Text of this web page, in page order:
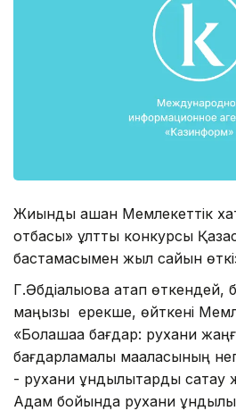
Жиынды ашқан Мемлекеттік
отбасы» ұлттық конкурсы
бастамасымен жыл сайын
Г.Әбдіқалықова атап
маңызы ерекше, өйткені
«Болашаққа бағдар: рухани
бағдарламалық мақаласының
- рухани құндылықтарды
Адам бойында рухани